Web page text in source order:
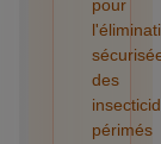
pour
des
périmés